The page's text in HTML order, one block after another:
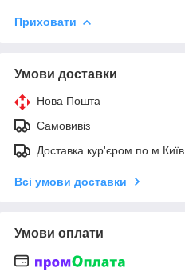
Приховати
Умови доставки
Нова Пошта
Самовивіз
Доставка кур'єром по м Київ
Всі умови доставки
Умови оплати